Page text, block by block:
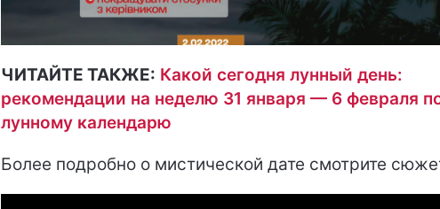
ЧИТАЙТЕ ТАКЖЕ: Какой сегодня лунный день:
рекомендации на неделю 31 января — 6 февраля
лунному календарю
Более подробно о мистической дате смотрите